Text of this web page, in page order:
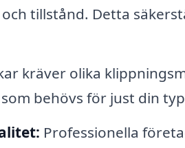
tillstånd. Detta
kräver olika
behövs för just din
Professionella